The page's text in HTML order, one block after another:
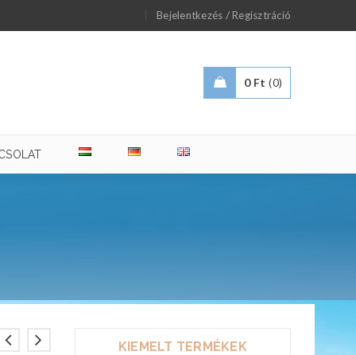
Bejelentkezés / Regisztráció
0 Ft 0
KIEMELT TERMÉKEK